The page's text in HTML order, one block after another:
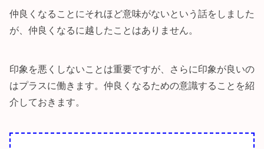
仲良くなることにそれほど意味がないという話をしました
が、仲良くなるに越したことはありません。
印象を悪くしないことは重要ですが、さらに印象が良いの
はプラスに働きます。仲良くなるための意識することを紹
介しておきます。